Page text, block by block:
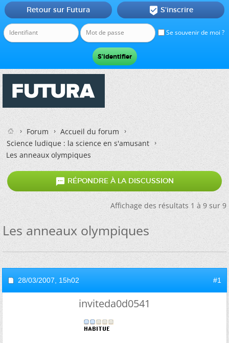
Se souvenir de moi ?
Retour sur Futura  S'inscrire
Forum
Accueil du forum
Science ludique : la science en s'amusant
Les anneaux olympiques
 RÉPONDRE À LA DISCUSSION
Affichage des résultats 1 à 9 sur 9
Les anneaux olympiques
28/03/2007, 15h02 #1
inviteda0d0541